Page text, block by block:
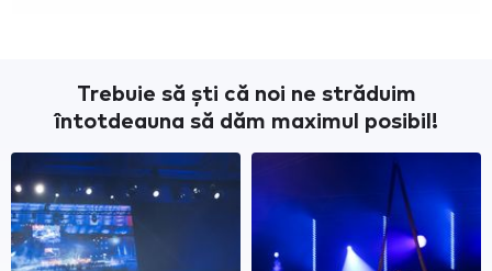
Trebuie să ști că noi ne străduim
întotdeauna să dăm maximul posibil!